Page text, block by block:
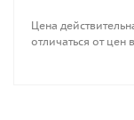
Цена
отличаться от цен